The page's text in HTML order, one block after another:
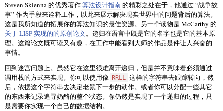
Steven Skienna 的优秀著作算法设计指南的精彩之处在于，他通过 “战争故
事” 作为手段来诠释工作，以此来展示解决现实世界中的问题背后的算法。
这是我所知道的拓展你的算法知识的最佳资源。另一个读物是 McCarthy 的
关于 LISP 实现的的原创论文。递归在语言中既是它的名字也是它的基本原
理。这篇论文既可读又有趣，在工作中能看到大师的作品是件让人兴奋的
事情。
回到迷宫问题上。虽然它在这里很难离开递归，但是并不意味着必须通过
调用栈的方式来实现。你可以使用像
RRLL 这样的字符串去跟踪转向，然
后，依据这个字符串去决定老鼠下一步的动作。或者你可以分配一些其它
的东西来记录追寻奶酪的整个状态。你仍然是实现了一个递归的过程，只
是需要你实现一个自己的数据结构。